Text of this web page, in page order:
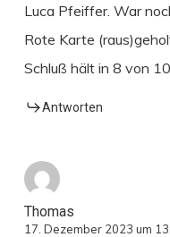
Luca Pfeiffer. War
Rote Karte
Schluß hält in 8 von
Antworten
Thomas
17. Dezember 2023 um